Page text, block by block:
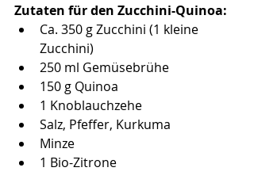
Zutaten für den Zucchini-Quinoa:
Ca. 350 g Zucchini (1 kleine
Zucchini)
250 ml Gemüsebrühe
150 g Quinoa
1 Knoblauchzehe
Salz, Pfeffer, Kurkuma
Minze
1 Bio-Zitrone